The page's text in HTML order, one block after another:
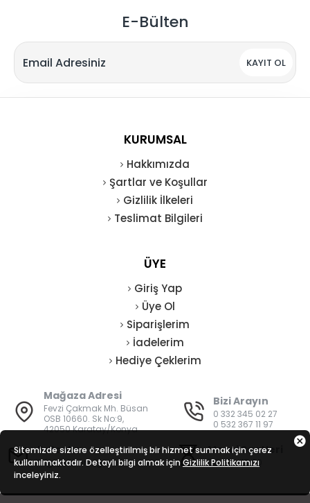
E-Bülten
KAYIT OL
KURUMSAL
Hakkımızda
Şartlar ve Koşullar
Gizlilik İlkeleri
Teslimat Bilgileri
ÜYE
Giriş Yap
Üye Ol
Siparişlerim
İadelerim
Hediye Çeklerim
Mağaza Adresi
Fevzi Çakmak Mh. Büsan
OSB 10660. Sk No:9,
42050 Karatay/Konya
Bizi Arayın
0 332 345 02 27
0 532 367 11 97
E-Posta
bilgi@vatanisguvenligi.com
Mesai Saatleri
08:00 - 19:00
Sitemizde sizlere özelleştirilmiş bir hizmet sunmak için çerez
kullanılmaktadır. Detaylı bilgi almak için Gizlilik Politikamızı
inceleyiniz.